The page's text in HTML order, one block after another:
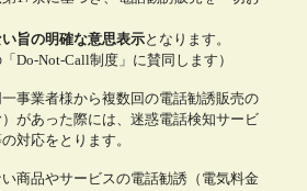
旨の明確な意思表示となります。
Do-Not-Call制度」に賛同します）
事業者様から複数回の電話勧誘販売の
があった際には、迷惑電話検知サービ
対応をとります。
商品やサービスの電話勧誘（電気料金